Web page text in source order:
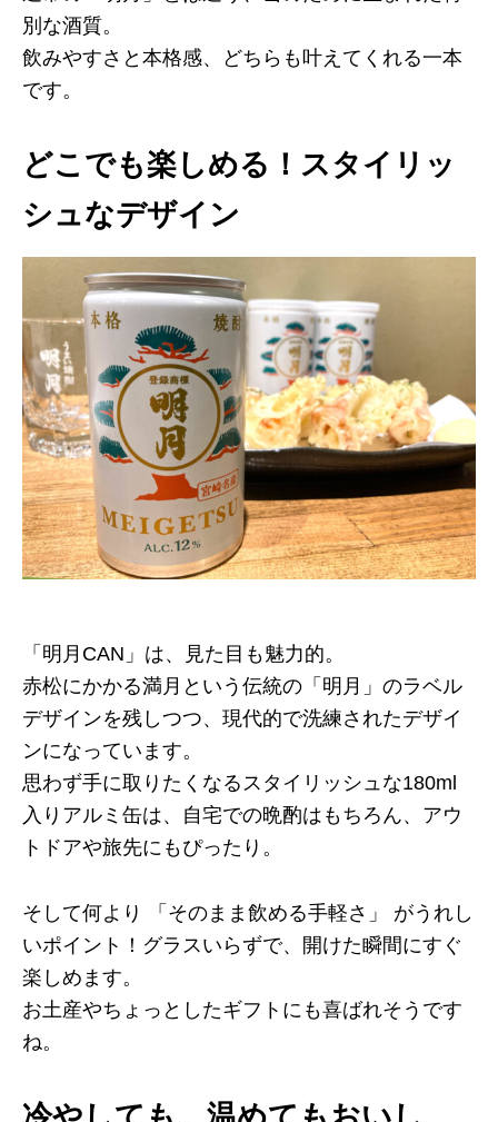
別な酒質。
飲みやすさと本格感、どちらも叶えてくれる一本
です。
どこでも楽しめる！スタイリッ
シュなデザイン
「明月CAN」は、見た目も魅力的。
赤松にかかる満月という伝統の「明月」のラベル
デザインを残しつつ、現代的で洗練されたデザイ
ンになっています。
思わず手に取りたくなるスタイリッシュな180ml
入りアルミ缶は、自宅での晩酌はもちろん、アウ
トドアや旅先にもぴったり。
そして何より 「そのまま飲める手軽さ」 がうれし
いポイント！グラスいらずで、開けた瞬間にすぐ
楽しめます。
お土産やちょっとしたギフトにも喜ばれそうです
ね。